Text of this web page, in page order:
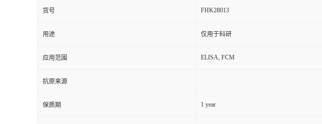
货号 FHK28013
用途 仅用于科研
应用范围 ELISA, FCM
抗原来源
保质期 1 year